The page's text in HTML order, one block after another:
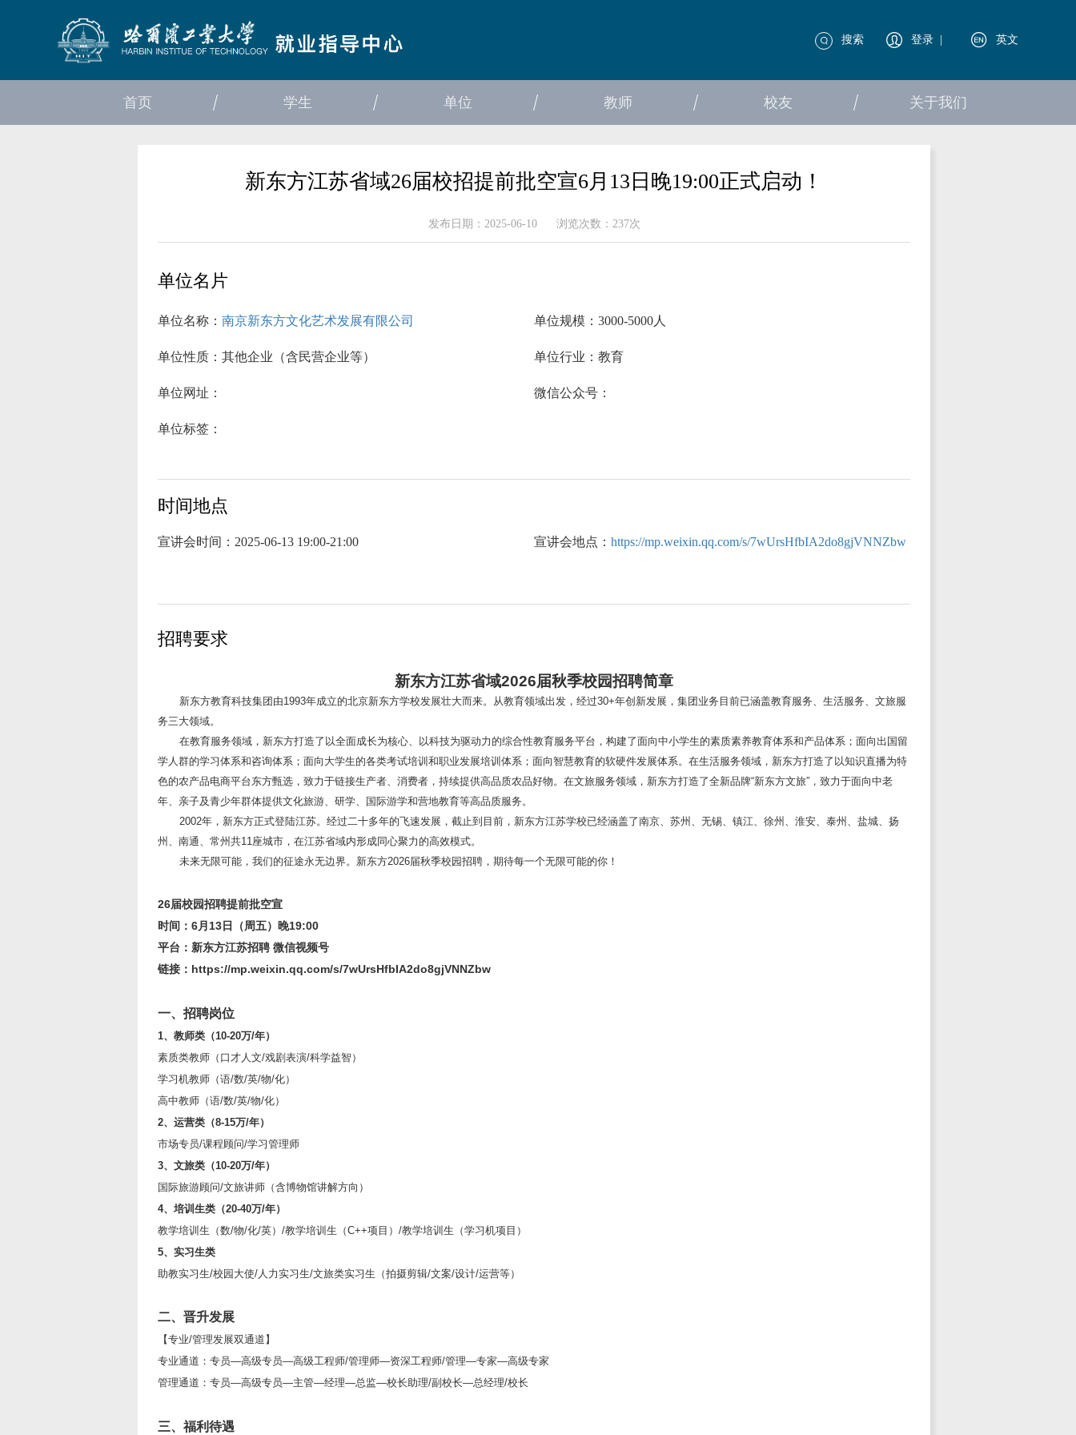
英文
登录
搜索
首页 学生 单位 教师 校友 关于我们
新东方江苏省域26届校招提前批空宣6月13日晚19:00正式启动！
发布日期：2025-06-10 浏览次数：237次
单位名片
单位名称： 南京新东方文化艺术发展有限公司 单位规模： 3000-5000人
单位性质： 其他企业（含民营企业等） 单位行业： 教育
单位网址： 微信公众号：
单位标签：
时间地点
宣讲会时间： 2025-06-13 19:00-21:00 宣讲会地点： https://mp.weixin.qq.com/s/7wUrsHfbIA2do8gjVNNZbw
招聘要求
新东方江苏省域2026届秋季校园招聘简章
新东方教育科技集团由1993年成立的北京新东方学校发展壮大而来。从教育领域出发，经过30+年创新发展，集团业务目前已涵盖教育服务、生活服务、文旅服
务三大领域。
在教育服务领域，新东方打造了以全面成长为核心、以科技为驱动力的综合性教育服务平台，构建了面向中小学生的素质素养教育体系和产品体系；面向出国留
学人群的学习体系和咨询体系；面向大学生的各类考试培训和职业发展培训体系；面向智慧教育的软硬件发展体系。在生活服务领域，新东方打造了以知识直播为特
色的农产品电商平台东方甄选，致力于链接生产者、消费者，持续提供高品质农品好物。在文旅服务领域，新东方打造了全新品牌“新东方文旅”，致力于面向中老
年、亲子及青少年群体提供文化旅游、研学、国际游学和营地教育等高品质服务。
2002年，新东方正式登陆江苏。经过二十多年的飞速发展，截止到目前，新东方江苏学校已经涵盖了南京、苏州、无锡、镇江、徐州、淮安、泰州、盐城、扬
州、南通、常州共11座城市，在江苏省域内形成同心聚力的高效模式。
未来无限可能，我们的征途永无边界。新东方2026届秋季校园招聘，期待每一个无限可能的你！
26届校园招聘提前批空宣
时间：6月13日（周五）晚19:00
平台：新东方江苏招聘 微信视频号
链接：https://mp.weixin.qq.com/s/7wUrsHfbIA2do8gjVNNZbw
一、招聘岗位
1、教师类（10-20万/年）
素质类教师（口才人文/戏剧表演/科学益智）
学习机教师（语/数/英/物/化）
高中教师（语/数/英/物/化）
2、运营类（8-15万/年）
市场专员/课程顾问/学习管理师
3、文旅类（10-20万/年）
国际旅游顾问/文旅讲师（含博物馆讲解方向）
4、培训生类（20-40万/年）
教学培训生（数/物/化/英）/教学培训生（C++项目）/教学培训生（学习机项目）
5、实习生类
助教实习生/校园大使/人力实习生/文旅类实习生（拍摄剪辑/文案/设计/运营等）
二、 晋升发展
【专业/管理发展双通道】
专业通道：专员—高级专员—高级工程师/管理师—资深工程师/管理—专家—高级专家
管理通道：专员—高级专员—主管—经理—总监—校长助理/副校长—总经理/校长
三、福利待遇